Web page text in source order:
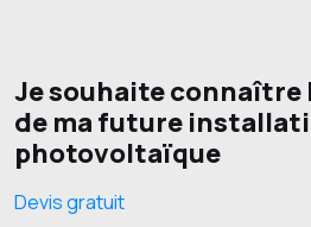
Je souhaite connaître
de ma future
photovoltaïque
Devis gratuit